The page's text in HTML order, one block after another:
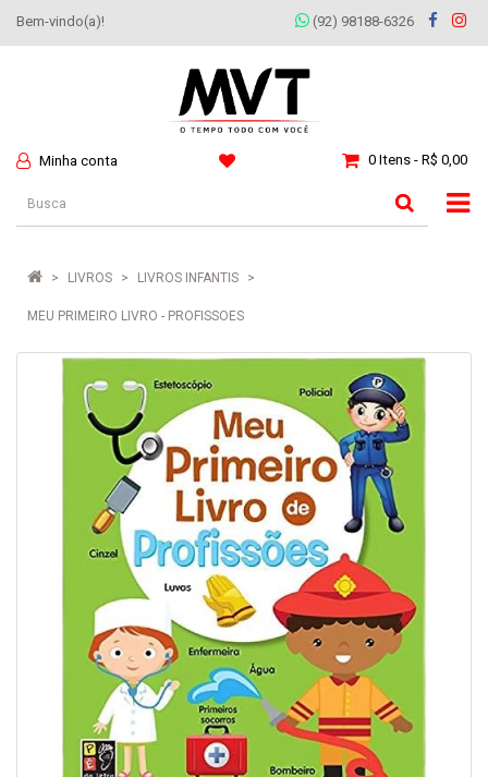
Bem-vindo(a)! (92) 98188-6326
Minha conta 0 Itens - R$ 0,00
LIVROS LIVROS INFANTIS
MEU PRIMEIRO LIVRO - PROFISSOES